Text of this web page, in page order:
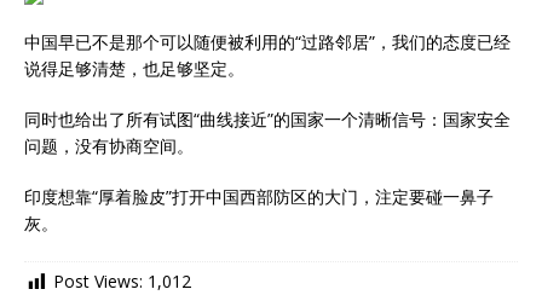
中国早已不是那个可以随便被利用的“过路邻居”，我们的态度已经
说得足够清楚，也足够坚定。
同时也给出了所有试图“曲线接近”的国家一个清晰信号：国家安全
问题，没有协商空间。
印度想靠“厚着脸皮”打开中国西部防区的大门，注定要碰一鼻子
灰。
Post Views: 1,012